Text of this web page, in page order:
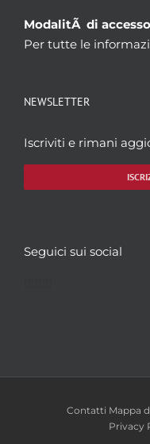
ModalitÃ di accesso
Per tutte le
NEWSLETTER
Iscriviti e rimani
Seguici sui social
Contatti Mappa
Privacy